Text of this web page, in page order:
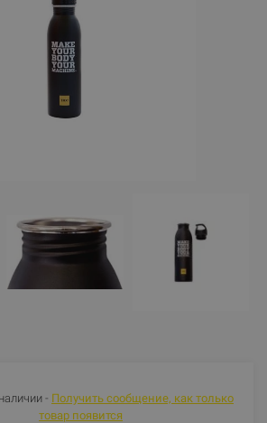
- Получить сообщение, как только
товар появится